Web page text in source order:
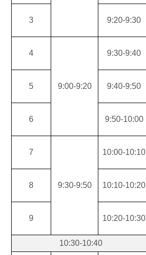
3 9:20-9:30
4
9:00-9:20
9:30-9:40
5 9:40-9:50
6 9:50-10:00
7
9:30-9:50
10:00-10:10
8 10:10-10:20
9 10:20-10:30
10:30-10:40